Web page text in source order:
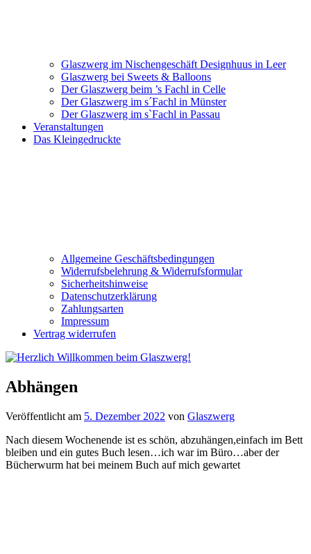
Glaszwerg im Nischengeschäft Designhuus in Leer
Glaszwerg bei Sweets & Balloons
Der Glaszwerg beim ’s Fachl in Celle
Der Glaszwerg im s´Fachl in Münster
Der Glaszwerg im s`Fachl in Passau
Veranstaltungen
Das Kleingedruckte
Allgemeine Geschäftsbedingungen
Widerrufsbelehrung & Widerrufsformular
Sicherheitshinweise
Datenschutzerklärung
Zahlungsarten
Impressum
Vertrag widerrufen
Abhängen
Veröffentlicht am 5. Dezember 2022 von Glaszwerg
Nach diesem Wochenende ist es schön, abzuhängen,einfach im Bett
bleiben und ein gutes Buch lesen…ich war im Büro…aber der
Bücherwurm hat bei meinem Buch auf mich gewartet